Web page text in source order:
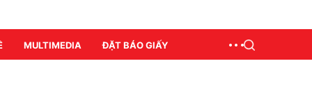
MULTIMEDIA ĐẶT BÁO GIẤY